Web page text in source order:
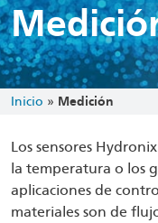
Inicio » Medición
Los sensores
la temperatura o los
aplicaciones de
materiales son de